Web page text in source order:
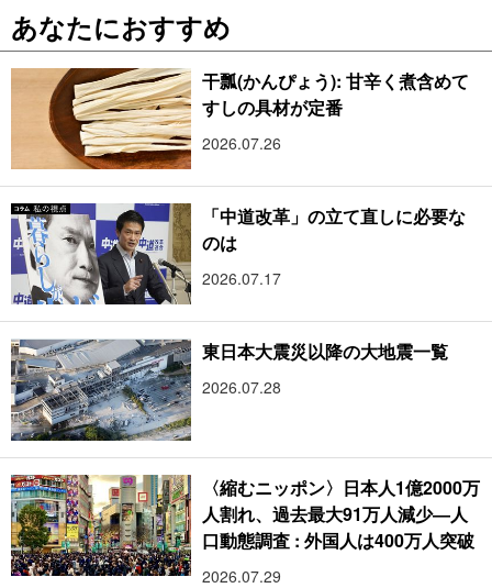
あなたにおすすめ
干瓢(かんぴょう): 甘辛く煮含めて
すしの具材が定番
2026.07.26
「中道改革」の立て直しに必要な
のは
2026.07.17
東日本大震災以降の大地震一覧
2026.07.28
〈縮むニッポン〉日本人1億2000万
人割れ、過去最大91万人減少―人
口動態調査 : 外国人は400万人突破
2026.07.29